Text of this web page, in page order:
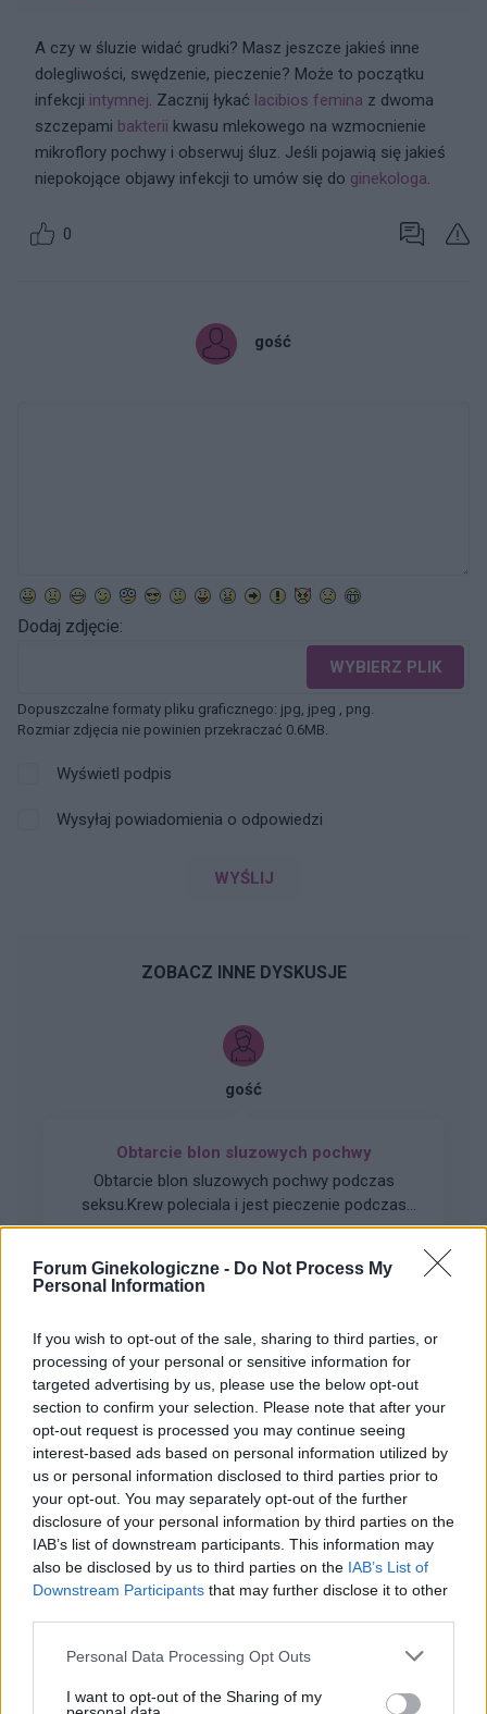
Forum Ginekologiczne - Do Not Process My
Personal Information
If you wish to opt-out of the sale, sharing to third parties, or
processing of your personal or sensitive information for
targeted advertising by us, please use the below opt-out
section to confirm your selection. Please note that after your
opt-out request is processed you may continue seeing
interest-based ads based on personal information utilized by
us or personal information disclosed to third parties prior to
your opt-out. You may separately opt-out of the further
disclosure of your personal information by third parties on the
IAB’s list of downstream participants. This information may
also be disclosed by us to third parties on the IAB’s List of
Downstream Participants that may further disclose it to other
Personal Data Processing Opt Outs
I want to opt-out of the Sharing of my
A czy w śluzie widać grudki? Masz jeszcze jakieś inne
dolegliwości, swędzenie, pieczenie? Może to początku
infekcji intymnej. Zacznij łykać lacibios femina z dwoma
szczepami bakterii kwasu mlekowego na wzmocnienie
mikroflory pochwy i obserwuj śluz. Jeśli pojawią się jakieś
niepokojące objawy infekcji to umów się do ginekologa.
0
gość
Dodaj zdjęcie:
WYBIERZ PLIK
Dopuszczalne formaty pliku graficznego: jpg, jpeg , png.
Rozmiar zdjęcia nie powinien przekraczać 0.6MB.
Wyświetl podpis
Wysyłaj powiadomienia o odpowiedzi
WYŚLIJ
ZOBACZ INNE DYSKUSJE
gość
Obtarcie blon sluzowych pochwy
Obtarcie blon sluzowych pochwy podczas
seksu.Krew poleciala i jest pieczenie podczas
sikania i napuchniete .Jaka masc albo zel
pacjentki
gość
Czy to normalne ?
Hej od pewnego czasu pojawiają mi sie drobne
krostki na pochwie szczególnie po goleniu nie
wiem czy to wina maszynki...
Forum:Dla nastolatek
gość